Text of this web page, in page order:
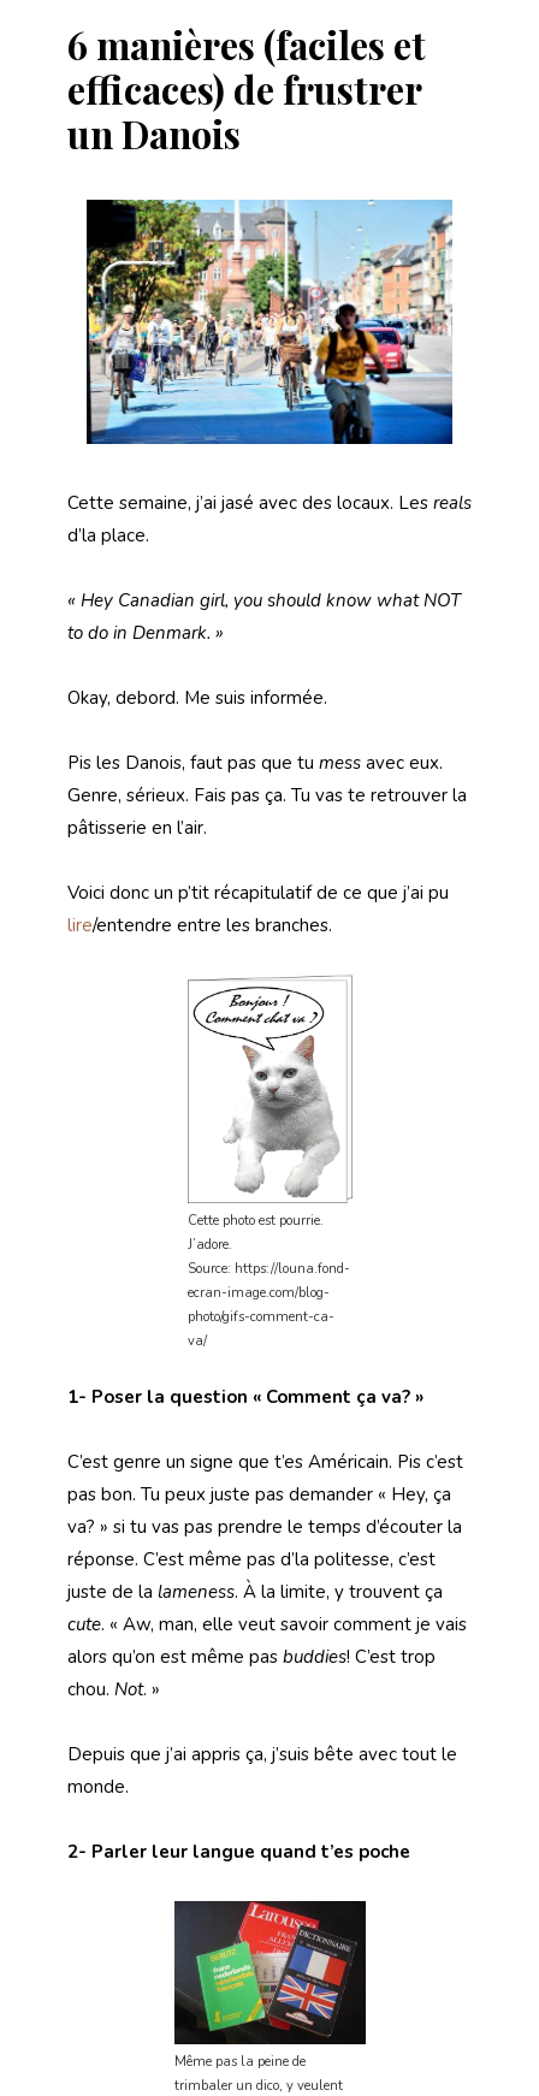
6 manières (faciles et
efficaces) de frustrer
un Danois
Cette semaine, j’ai jasé avec des locaux. Les reals
d’la place.
« Hey Canadian girl, you should know what NOT
to do in Denmark. »
Okay, debord. Me suis informée.
Pis les Danois, faut pas que tu mess avec eux.
Genre, sérieux. Fais pas ça. Tu vas te retrouver la
pâtisserie en l’air.
Voici donc un p’tit récapitulatif de ce que j’ai pu
lire/entendre entre les branches.
Cette photo est pourrie.
J’adore.
Source: https://louna.fond-
ecran-image.com/blog-
photo/gifs-comment-ca-
va/
1- Poser la question « Comment ça va? »
C’est genre un signe que t’es Américain. Pis c’est
pas bon. Tu peux juste pas demander « Hey, ça
va? » si tu vas pas prendre le temps d’écouter la
réponse. C’est même pas d’la politesse, c’est
juste de la lameness. À la limite, y trouvent ça
cute. « Aw, man, elle veut savoir comment je vais
alors qu’on est même pas buddies! C’est trop
chou. Not. »
Depuis que j’ai appris ça, j’suis bête avec tout le
monde.
2- Parler leur langue quand t’es poche
Même pas la peine de
trimbaler un dico, y veulent